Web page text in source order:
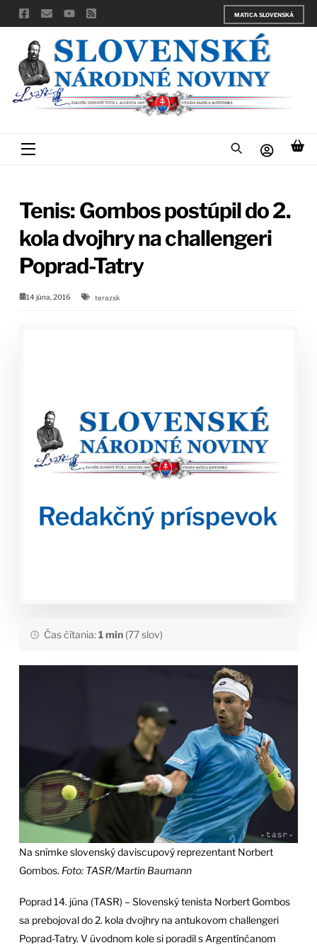
Skip
to
content
MATICA SLOVENSKÁ
Menu
Tenis: Gombos postúpil do 2.
kola dvojhry na challengeri
Poprad-Tatry
14 júna, 2016 terazsk
Čas čítania:1 min(77 slov)
Na snímke slovenský daviscupový reprezentant Norbert
Gombos. Foto: TASR/Martin Baumann
Poprad 14. júna (TASR) – Slovenský tenista Norbert Gombos
sa prebojoval do 2. kola dvojhry na antukovom challengeri
Poprad-Tatry. V úvodnom kole si poradil s Argentínčanom